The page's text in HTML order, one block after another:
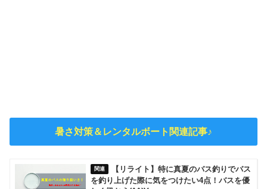
暑さ対策＆レンタルボート関連記事♪
【リライト】特に真夏のバス釣りでバス
を釣り上げた際に気をつけたい4点！バスを優